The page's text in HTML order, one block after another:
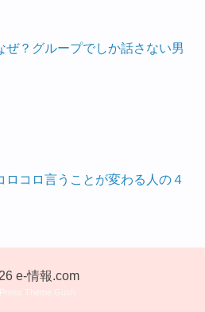
ぜ？グループでしか話さない男
ロコロ言うことが変わる人の４
e-情報.com